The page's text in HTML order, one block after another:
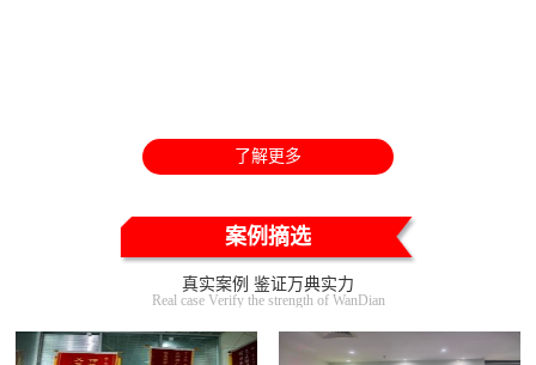
了解更多
案例摘选
真实案例 鉴证万典实力
Real case Verify the strength of WanDian